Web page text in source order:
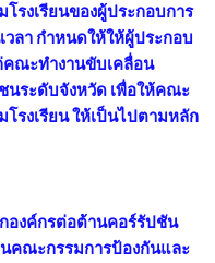
รงเรียนของผู้ประกอบการ
วลา กำหนดให้ให้ผู้ประกอบ
คณะทำงานขับเคลื่อน
นระดับจังหวัด เพื่อให้คณะ
รงเรียน ให้เป็นไปตามหลัก
องค์กรต่อต้านคอร์รัปชัน
คณะกรรมการป้องกันและ